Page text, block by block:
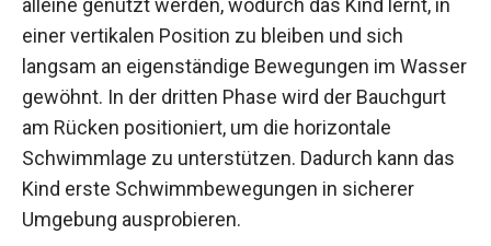
In der zweiten Phase können die Schwimmflügel
alleine genutzt werden, wodurch das Kind lernt, in
einer vertikalen Position zu bleiben und sich
langsam an eigenständige Bewegungen im
Wasser gewöhnt. In der dritten Phase wird der
Bauchgurt am Rücken positioniert, um die
horizontale Schwimmlage zu unterstützen.
Dadurch kann das Kind erste